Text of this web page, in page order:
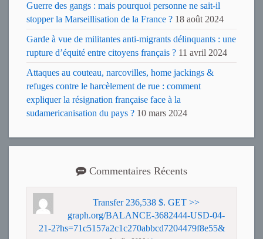
Guerre des gangs : mais pourquoi personne ne sait-il
stopper la Marseillisation de la France ? 18 août 2024
Garde à vue de militantes anti-migrants délinquants : une
rupture d’équité entre citoyens français ? 11 avril 2024
Attaques au couteau, narcovilles, home jackings &
refuges contre le harcèlement de rue : comment
expliquer la résignation française face à la
sudamericanisation du pays ? 10 mars 2024
Commentaires Récents
Transfer 236,538 $. GET >>
graph.org/BALANCE-3682444-USD-04-
21-2?hs=71c5157a2c1c270abbcd7204479f8e55&